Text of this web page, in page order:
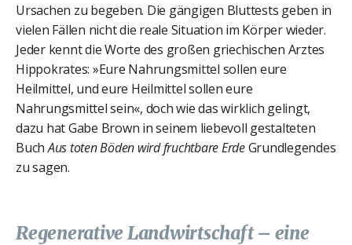
Ursachen zu begeben. Die gängigen Bluttests geben in
vielen Fällen nicht die reale Situation im Körper wieder.
Jeder kennt die Worte des großen griechischen Arztes
Hippokrates: »Eure Nahrungsmittel sollen eure
Heilmittel, und eure Heilmittel sollen eure
Nahrungsmittel sein«, doch wie das wirklich gelingt,
dazu hat Gabe Brown in seinem liebevoll gestalteten
BuchAus toten Böden wird fruchtbare ErdeGrundlegendes
zu sagen.
Regenerative Landwirtschaft – eine